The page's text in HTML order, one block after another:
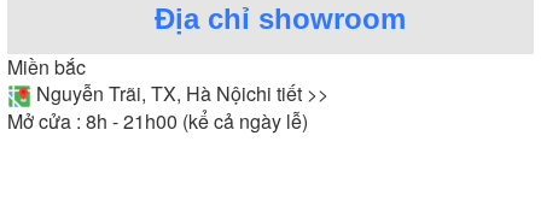
Tính năng tự động mở cửa của khóa điện tử Kassler cao
4. Tính năng
Địa chỉ showroom
Miền bắc
Nguyễn Trãi, TX, Hà Nộichi tiết >>
Mở cửa : 8h - 21h00 (kể cả ngày lễ)